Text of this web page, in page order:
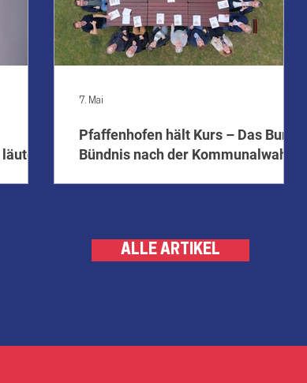
Pfaffenhofen hält Kurs – Das Bunte
Bündnis nach der Kommunalwahl
7. Mai
ALLE ARTIKEL